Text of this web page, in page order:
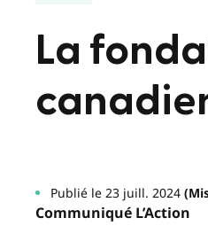
La
Publié le 23 juill. 2024
Communiqué L’Action